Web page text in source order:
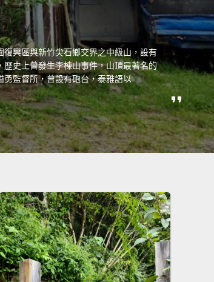
興區與新竹尖石鄉交界之中級山，設有
史上曾發生李棟山事件，山頂最著名的
監督所，曾設有砲台，泰雅語以